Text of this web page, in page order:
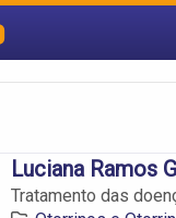
Luciana Ramos
Tratamento das